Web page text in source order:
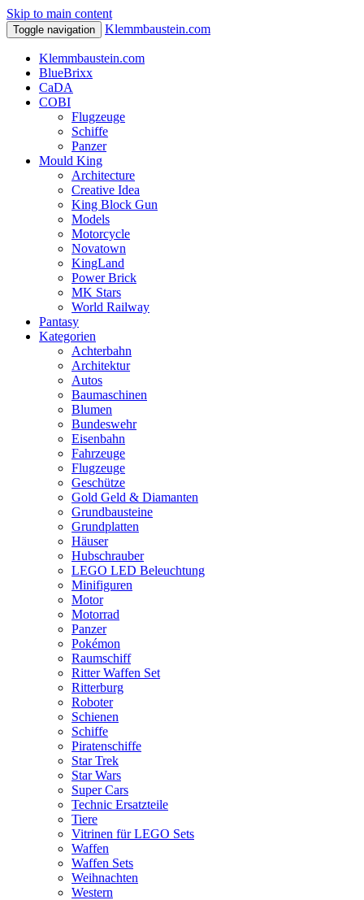
Skip to main content
Toggle navigation Klemmbaustein.com
Klemmbaustein.com
BlueBrixx
CaDA
COBI
Flugzeuge
Schiffe
Panzer
Mould King
Architecture
Creative Idea
King Block Gun
Models
Motorcycle
Novatown
KingLand
Power Brick
MK Stars
World Railway
Pantasy
Kategorien
Achterbahn
Architektur
Autos
Baumaschinen
Blumen
Bundeswehr
Eisenbahn
Fahrzeuge
Flugzeuge
Geschütze
Gold Geld & Diamanten
Grundbausteine
Grundplatten
Häuser
Hubschrauber
LEGO LED Beleuchtung
Minifiguren
Motor
Motorrad
Panzer
Pokémon
Raumschiff
Ritter Waffen Set
Ritterburg
Roboter
Schienen
Schiffe
Piratenschiffe
Star Trek
Star Wars
Super Cars
Technic Ersatzteile
Tiere
Vitrinen für LEGO Sets
Waffen
Waffen Sets
Weihnachten
Western